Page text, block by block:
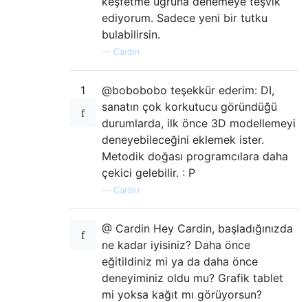
ediyorum. Sadece yeni bir tutku
bulabilirsin.
— Cardin
1
@bobobobo teşekkür ederim: DI,
sanatın çok korkutucu göründüğü
durumlarda, ilk önce 3D modellemeyi
deneyebileceğini eklemek ister.
Metodik doğası programcılara daha
çekici gelebilir. : P
— Cardin
@ Cardin Hey Cardin, başladığınızda
ne kadar iyisiniz? Daha önce
eğitildiniz mi ya da daha önce
deneyiminiz oldu mu? Grafik tablet
mi yoksa kağıt mı görüyorsun?